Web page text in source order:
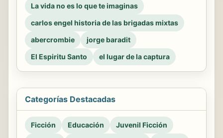
La vida no es lo que te imaginas
carlos engel historia de las brigadas mixtas
abercrombie
jorge baradit
El Espiritu Santo
el lugar de la captura
Categorías Destacadas
Ficción Educación
Juvenil Ficción